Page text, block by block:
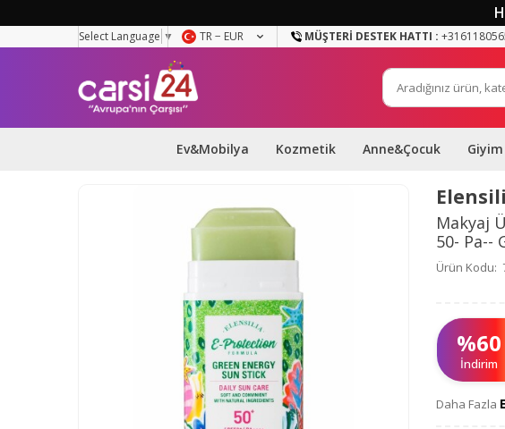
Select Language ▼ TR − EUR MÜŞTERI DESTEK HATTI :
Ev&Mobilya Kozmetik Anne&Çocuk
Makyaj
50- Pa--
Ürün Kodu:
%60
İndirim
Daha Fazla